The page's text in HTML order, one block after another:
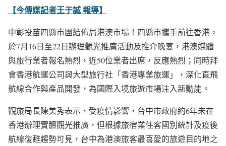
【今傳媒記者王于誠 報導】
中彰投苗四縣市團結佈局港澳市場！四縣市攜手前往香港，
於7月16日至22日辦理觀光推廣活動及推介晚宴，港澳媒體
與旅行業者報名熱烈，近50位業者出席，反應熱烈；同時拜
會香港航運公司與大型旅行社「香港專業旅運」，深化直飛
航線合作與產品開發，為國際入境旅遊市場注入新動能。
觀旅局長陳美秀表示，受疫情影響，台中市政府約6年未在
香港辦理實體觀光推廣，但根據旅宿業住客國別統計及疫後
航線復甦趨勢可見，台中為港澳旅客最喜愛的旅遊目的地之